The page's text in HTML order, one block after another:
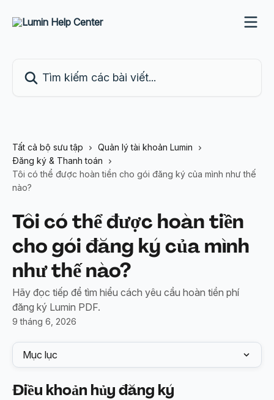
Tất cả bộ sưu tập
Quản lý tài khoản Lumin
Đăng ký & Thanh toán
Tôi có thể được hoàn tiền cho gói đăng ký của mình như thế
nào?
Tôi có thể được hoàn tiền
cho gói đăng ký của mình
như thế nào?
Hãy đọc tiếp để tìm hiểu cách yêu cầu hoàn tiền phí
đăng ký Lumin PDF.
9 tháng 6, 2026
Mục lục
Điều khoản hủy đăng ký